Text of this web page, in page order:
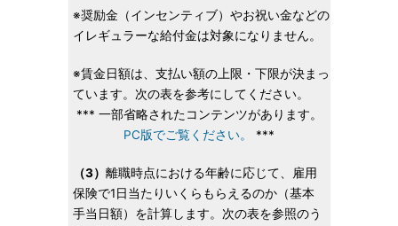
※奨励金（インセンティブ）やお祝い金などの
イレギュラーな給付金は対象になりません。
※賃金日額は、支払い額の上限・下限が決まっ
ています。次の表を参考にしてください。
*** 一部省略されたコンテンツがあります。
PC版でご覧ください。
***
（3） 離職時点における年齢に応じて、雇用
保険で1日当たりいくらもらえるのか（基本
手当日額）を計算します。次の表を参照のう